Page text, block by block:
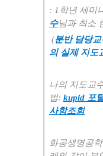
: 1 학년 세미
수님과 최소
(분반 담당
의 실제 지도
나의 지도교
법: kupid 포
사항조회
화공생명공